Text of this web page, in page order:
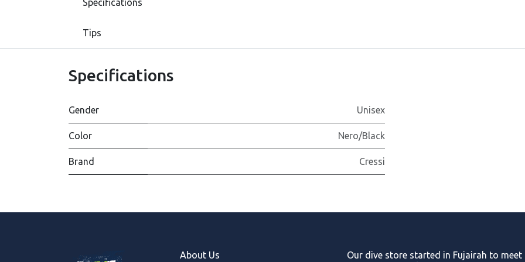
Specifications
Tips
Specifications
Gender Unisex
Color Nero/Black
Brand Cressi
About Us
Our dive store started in Fujairah to meet